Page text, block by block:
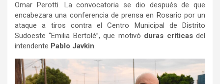
Omar Perotti. La convocatoria se dio después de que
encabezara una conferencia de prensa en Rosario por un
ataque a tiros contra el Centro Municipal de Distrito
Sudoeste “Emilia Bertolé”, que motivó duras críticasdel
intendente Pablo Javkin.